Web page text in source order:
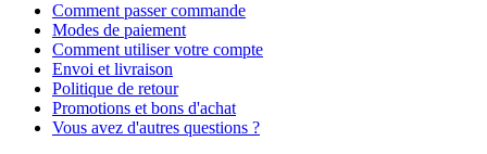
Comment passer commande
Modes de paiement
Comment utiliser votre compte
Envoi et livraison
Politique de retour
Promotions et bons d'achat
Vous avez d'autres questions ?